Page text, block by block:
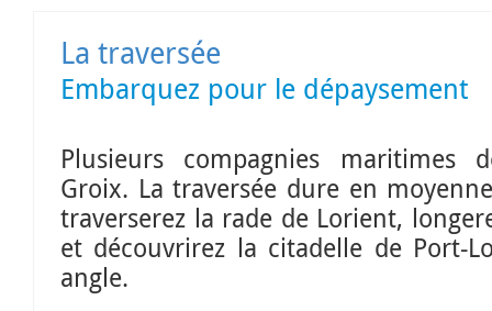
La traversée
Embarquez pour le dépaysement
Plusieurs compagnies maritimes
Groix. La traversée dure en
traverserez la rade de Lorient,
et découvrirez la citadelle de Port-
angle.